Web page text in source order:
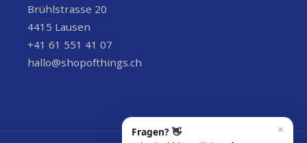
Größe
Brühlstrasse 20
4415 Lausen
+41 61 551 41 07
hallo@shopofthings.ch